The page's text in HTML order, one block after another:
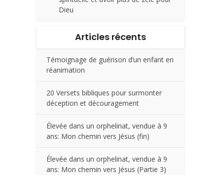
Dieu
Articles récents
Témoignage de guérison d’un enfant en
réanimation
20 Versets bibliques pour surmonter
déception et découragement
Élevée dans un orphelinat, vendue à 9
ans: Mon chemin vers Jésus (fin)
Élevée dans un orphelinat, vendue à 9
ans: Mon chemin vers Jésus (Partie 3)